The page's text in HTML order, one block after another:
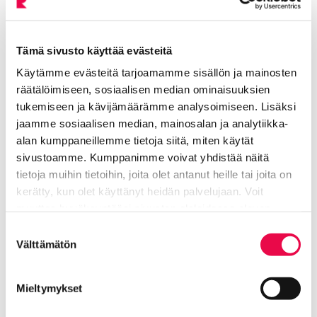
Tämä sivusto käyttää evästeitä
Käytämme evästeitä tarjoamamme sisällön ja mainosten
räätälöimiseen, sosiaalisen median ominaisuuksien
tukemiseen ja kävijämäärämme analysoimiseen. Lisäksi
jaamme sosiaalisen median, mainosalan ja analytiikka-
alan kumppaneillemme tietoja siitä, miten käytät
sivustoamme. Kumppanimme voivat yhdistää näitä
tietoja muihin tietoihin, joita olet antanut heille tai joita on
kerätty, kun olet käyttänyt heidän palvelujaan. Voit
valinta
Välttämätön
Mieltymykset
etnisestä taustasta edelleen yhtymäkohtia. Pienet,
omintakeisia ajattelun tapoja, jotka vaikuttavat
taiteelliseen ilmaisuun. Yhteistä suomalais-ugrilaisille
kansoille onkin huoli oman kielen ja kulttuurin
kuihtumisesta sekä luonnon tuhoutumisesta.
Näyttelyn on tuottanutGallen-Kallela museo
vuonna 2000. Näyttely on tämän jälkeen ollut esillä
Lönnströmin taidemuseossaRaumalla, josta se
siirtyi Riihimäen taidemuseoon. Jokainen taidemuseo
on tehnyt näyttelystä itsensä näköisen. Riihimäen
nykyisyyttä, jonka vuoksi näyttelystä on jätetty pois
Jos olet ehtinyt tutustua näyttelyyn jo aikaisemmissa